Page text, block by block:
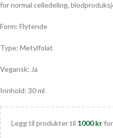
for normal celledeling,
Form: Flytende
Type: Metylfolat
Vegansk: Ja
Innhold: 30 ml
Legg til produkter til 1000kr